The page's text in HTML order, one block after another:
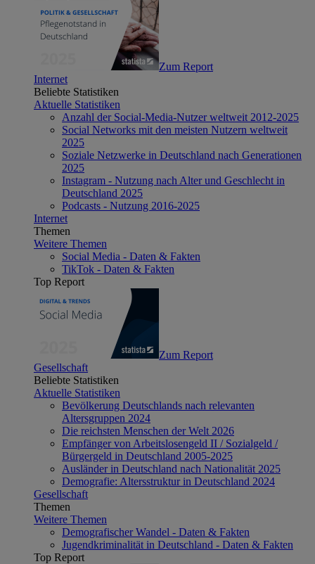
Zum Report
Internet
Beliebte Statistiken
Aktuelle Statistiken
Anzahl der Social-Media-Nutzer weltweit 2012-2025
Social Networks mit den meisten Nutzern weltweit
2025
Soziale Netzwerke in Deutschland nach Generationen
2025
Instagram - Nutzung nach Alter und Geschlecht in
Deutschland 2025
Podcasts - Nutzung 2016-2025
Internet
Themen
Weitere Themen
Social Media - Daten & Fakten
TikTok - Daten & Fakten
Top Report
Zum Report
Gesellschaft
Beliebte Statistiken
Aktuelle Statistiken
Bevölkerung Deutschlands nach relevanten
Altersgruppen 2024
Die reichsten Menschen der Welt 2026
Empfänger von Arbeitslosengeld II / Sozialgeld /
Bürgergeld in Deutschland 2005-2025
Ausländer in Deutschland nach Nationalität 2025
Demografie: Altersstruktur in Deutschland 2024
Gesellschaft
Themen
Weitere Themen
Demografischer Wandel - Daten & Fakten
Jugendkriminalität in Deutschland - Daten & Fakten
Top Report